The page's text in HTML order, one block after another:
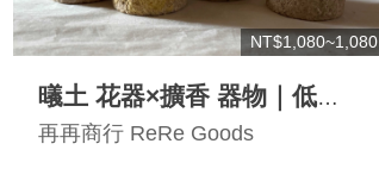
NT$1,080~1,080
㬢土 花器×擴香 器物｜低語
之器
再再商行 ReRe Goods